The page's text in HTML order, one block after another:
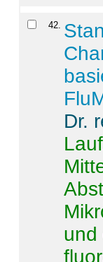
42.
Dr.
und